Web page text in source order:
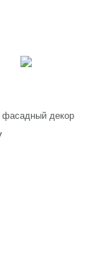
декор